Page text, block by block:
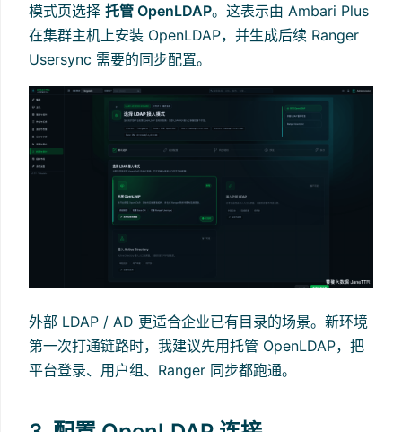
模式页选择 托管 OpenLDAP。这表示由 Ambari Plus
在集群主机上安装 OpenLDAP，并生成后续 Ranger
Usersync 需要的同步配置。
外部 LDAP / AD 更适合企业已有目录的场景。新环境
第一次打通链路时，我建议先用托管 OpenLDAP，把
平台登录、用户组、Ranger 同步都跑通。